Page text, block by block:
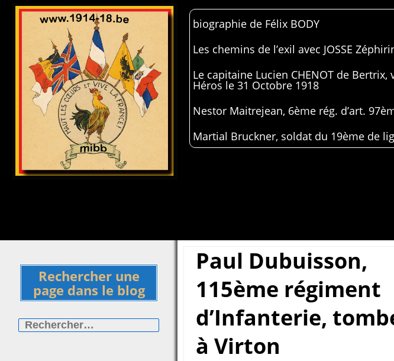
biographie de Félix BODY
Les chemins de l’exil avec JOSSE
Le capitaine Lucien CHENOT de
Héros le 31 Octobre 1918
Nestor Maitrejean, 6ème rég. d’art.
Martial Bruckner, soldat du 19ème de
Rechercher une
page dans le blog
Paul Dubuisson,
115ème régiment
d’Infanterie,
à Virton